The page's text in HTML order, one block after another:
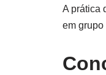
A prática
em grupo